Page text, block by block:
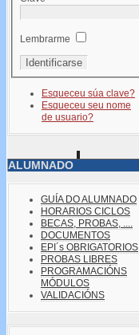
Lembrarme
Esqueceu súa clave?
Esqueceu seu nome
de usuario?
ALUMNADO
GUÍA DO ALUMNADO
HORARIOS CICLOS
BECAS, PROBAS, ....
DOCUMENTOS
EPI´s OBRIGATORIOS
PROBAS LIBRES
PROGRAMACIÓNS
MÓDULOS
VALIDACIÓNS